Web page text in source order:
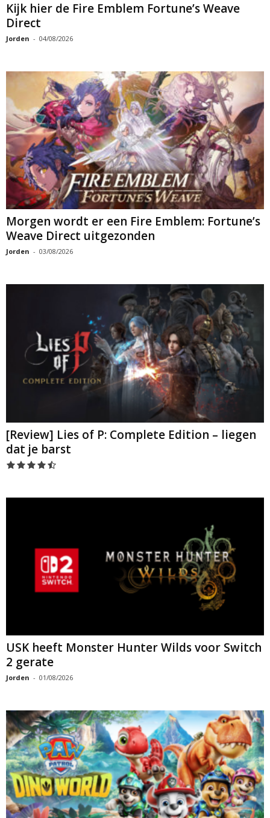
Kijk hier de Fire Emblem Fortune’s Weave
Direct
Jorden - 04/08/2026
Morgen wordt er een Fire Emblem: Fortune’s
Weave Direct uitgezonden
Jorden - 03/08/2026
[Review] Lies of P: Complete Edition – liegen
dat je barst
USK heeft Monster Hunter Wilds voor Switch
2 gerate
Jorden - 01/08/2026